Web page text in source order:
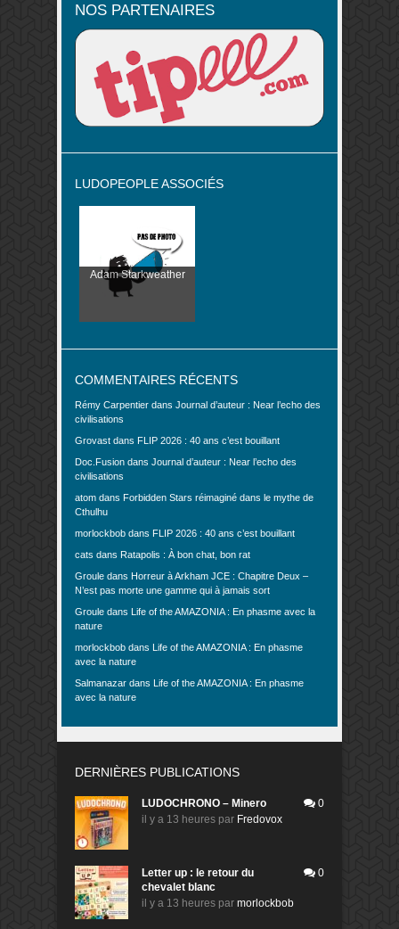
NOS PARTENAIRES
LUDOPEOPLE ASSOCIÉS
Adam Starkweather
COMMENTAIRES RÉCENTS
Rémy Carpentier dans Journal d’auteur : Near l’echo des
civilisations
Grovast dans FLIP 2026 : 40 ans c’est bouillant
Doc.Fusion dans Journal d’auteur : Near l’echo des
civilisations
atom dans Forbidden Stars réimaginé dans le mythe de
Cthulhu
morlockbob dans FLIP 2026 : 40 ans c’est bouillant
cats dans Ratapolis : À bon chat, bon rat
Groule dans Horreur à Arkham JCE : Chapitre Deux –
N’est pas morte une gamme qui à jamais sort
Groule dans Life of the AMAZONIA : En phasme avec la
nature
morlockbob dans Life of the AMAZONIA : En phasme
avec la nature
Salmanazar dans Life of the AMAZONIA : En phasme
avec la nature
DERNIÈRES PUBLICATIONS
LUDOCHRONO – Minero
il y a 13 heures par Fredovox
0
Letter up : le retour du
chevalet blanc
il y a 13 heures par morlockbob
0